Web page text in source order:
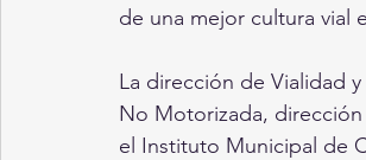
de una mejor cultura vial
La dirección de Vialidad
No Motorizada,
el Instituto Municipal de